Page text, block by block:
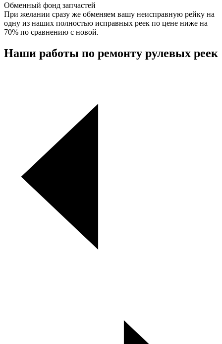
Обменный фонд запчастей
При желании сразу же обменяем вашу неисправную рейку на
одну из наших полностью исправных реек по цене ниже на
70% по сравнению с новой.
Наши работы по ремонту рулевых реек